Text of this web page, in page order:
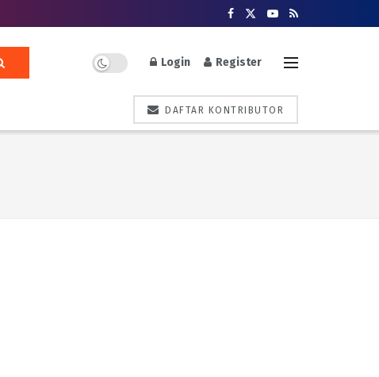
Login Register
DAFTAR KONTRIBUTOR